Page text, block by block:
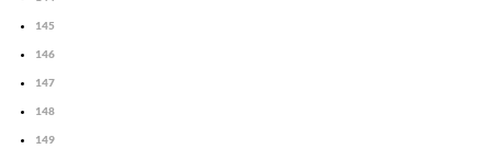
145
146
147
148
149